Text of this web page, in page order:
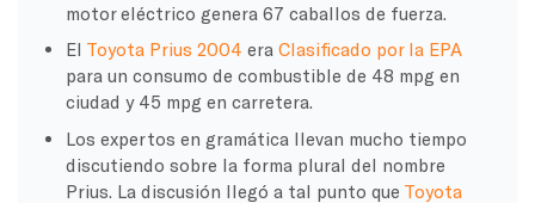
motor eléctrico genera 67 caballos de fuerza.
El Toyota Prius 2004 eraClasificado por la EPA
para un consumo de combustible de 48 mpg en
ciudad y 45 mpg en carretera.
Los expertos en gramática llevan mucho tiempo
discutiendo sobre la forma plural del nombre
Prius. La discusión llegó a tal punto que Toyota